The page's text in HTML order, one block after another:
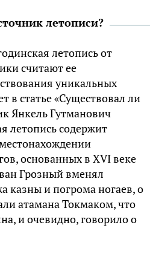
летописи?
летопись от
считают ее
уникальных
в статье «Существовал ли
Янкель Гутманович
летопись содержит
основанных в XVI веке
Грозный вменял
казны и погрома ногаев, о
атамана Токмаком, что
и очевидно, говорило о